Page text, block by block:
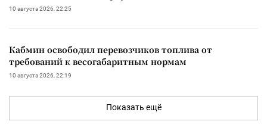
10 августа 2026, 22:25
Кабмин освободил перевозчиков топлива от
требований к весогабаритным нормам
10 августа 2026, 22:19
Показать ещё